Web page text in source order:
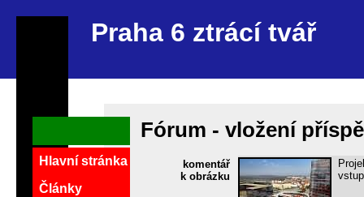
Praha 6 ztrácí tvář
Fórum - vložení
komentář
k obrázku
Hlavní stránka
Články